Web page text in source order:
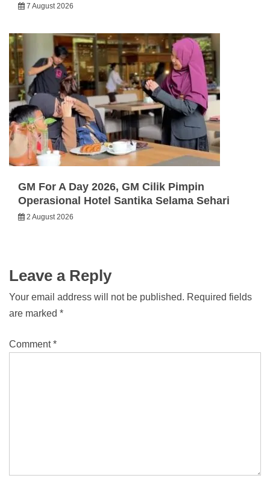
7 August 2026
GM For A Day 2026, GM Cilik Pimpin
Operasional Hotel Santika Selama Sehari
2 August 2026
Leave a Reply
Your email address will not be published. Required fields
are marked *
Comment*